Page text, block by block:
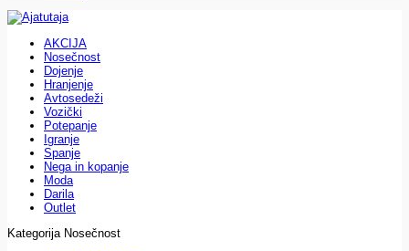
AKCIJA
Nosečnost
Dojenje
Hranjenje
Avtosedeži
Vozički
Potepanje
Igranje
Spanje
Nega in kopanje
Moda
Darila
Outlet
Kategorija Nosečnost